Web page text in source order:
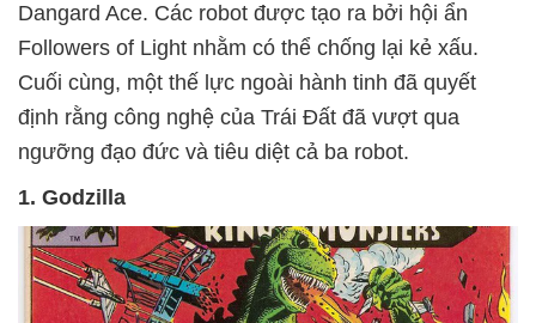
Dangard Ace. Các robot được tạo ra bởi hội ẩn
Followers of Light nhằm có thể chống lại kẻ xấu.
Cuối cùng, một thế lực ngoài hành tinh đã quyết
định rằng công nghệ của Trái Đất đã vượt qua
ngưỡng đạo đức và tiêu diệt cả ba robot.
1. Godzilla